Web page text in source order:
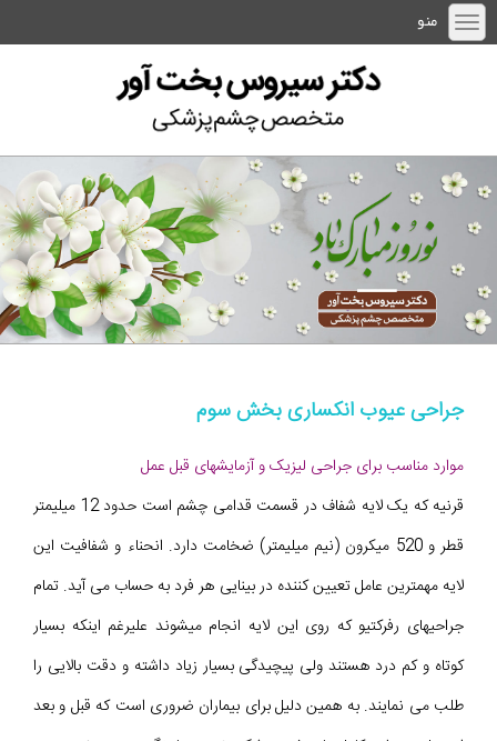
منو
جراحی عیوب انکساری بخش سوم
موارد مناسب برای جراحی لیزیک و آزمایشهای قبل عمل
قرنیه که یک لایه شفاف در قسمت قدامی چشم است حدود 12 میلیمتر
قطر و 520 میکرون (نیم میلیمتر) ضخامت دارد. انحناء و شفافیت این
لایه مهمترین عامل تعیین کننده در بینایی هر فرد به حساب می آید. تمام
جراحیهای رفرکتیو که روی این لایه انجام میشوند علیرغم اینکه بسیار
کوتاه و کم درد هستند ولی پیچیدگی بسیار زیاد داشته و دقت بالایی را
طلب می نمایند. به همین دلیل برای بیماران ضروری است که قبل و بعد